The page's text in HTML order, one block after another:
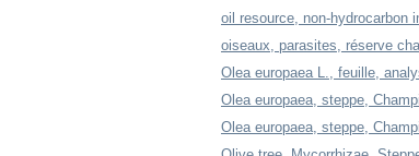
oil resource, non-hydrocarbon
oiseaux, parasites, réserve
Olea europaea L., feuille,
Olea europaea, steppe,
Olea europaea, steppe,